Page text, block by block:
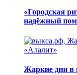
«Городская
надёжный
Жаркие дни в